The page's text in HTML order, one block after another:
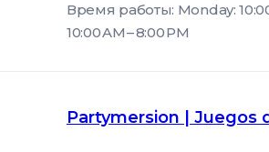
Время работы: Monday:
10:00 AM – 8:00 PM
Partymersion | Juegos